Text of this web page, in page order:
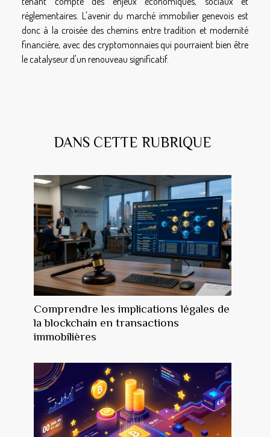
réglementaires. L'avenir du marché immobilier genevois est
donc à la croisée des chemins entre tradition et modernité
financière, avec des cryptomonnaies qui pourraient bien être
le catalyseur d'un renouveau significatif.
DANS CETTE RUBRIQUE
Comprendre les implications légales de
la blockchain en transactions
immobilières